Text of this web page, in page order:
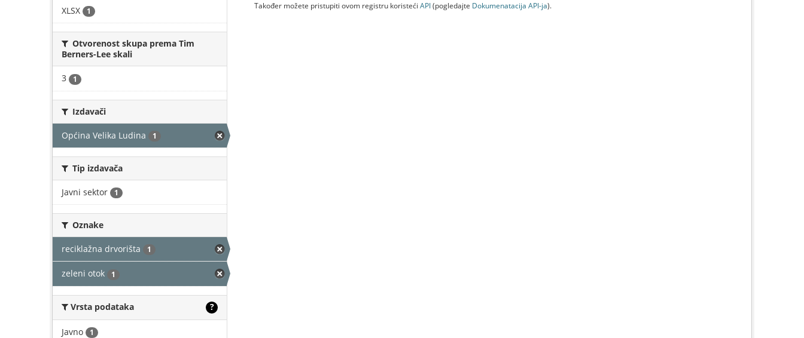
XLSX 1
Otvorenost skupa prema Tim
Berners-Lee skali
3 1
Izdavači
Općina Velika Ludina 1
Tip izdavača
Javni sektor 1
Oznake
reciklažna drvorišta 1
zeleni otok 1
Vrsta podataka ?
Javno 1
Također možete pristupiti ovom registru koristeći API(pogledajte Dokumenаtаcijа API-jа).